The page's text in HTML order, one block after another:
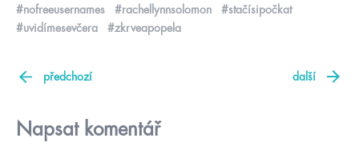
#nofreeusernames
#rachellynnsolomon
#stačísipočkat
#uvidímesevčera
#zkrveapopela
předchozí další
Napsat komentář